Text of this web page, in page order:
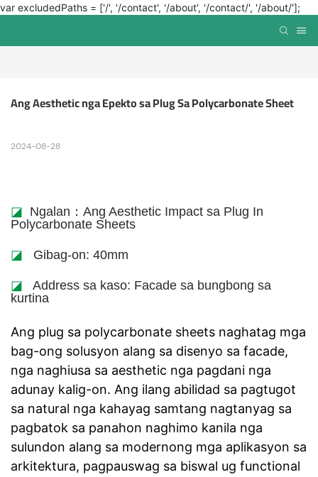
var excludedPaths = ['/', '/contact', '/about', '/contact/', '/about/'];
Ang Aesthetic nga Epekto sa Plug Sa Polycarbonate Sheet
2024-08-28
◪ Ngalan：Ang Aesthetic Impact sa Plug In
Polycarbonate Sheets
◪ Gibag-on: 40mm
◪
Address sa kaso: Facade sa bungbong sa
kurtina
Ang plug sa polycarbonate sheets naghatag mga
bag-ong solusyon alang sa disenyo sa facade,
nga naghiusa sa aesthetic nga pagdani nga
adunay kalig-on. Ang ilang abilidad sa pagtugot
sa natural nga kahayag samtang nagtanyag sa
pagbatok sa panahon naghimo kanila nga
sulundon alang sa modernong mga aplikasyon sa
arkitektura, pagpauswag sa biswal ug functional